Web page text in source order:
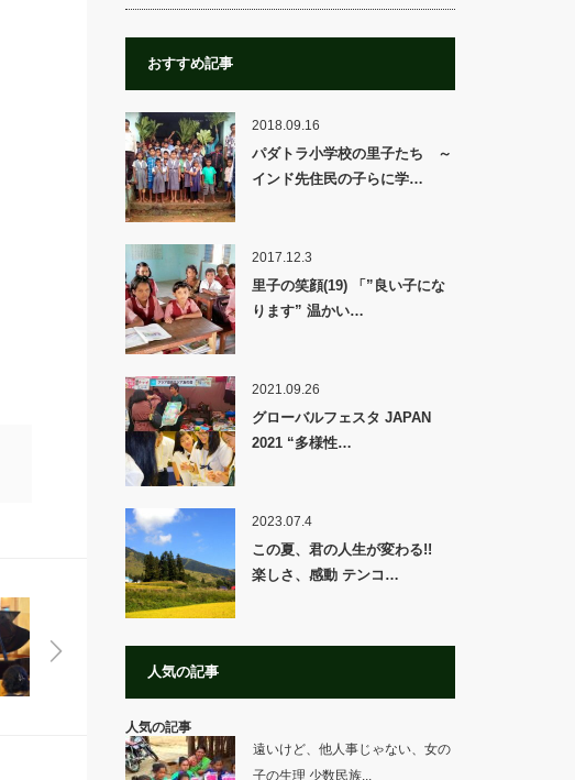
おすすめ記事
2018.09.16
パダトラ小学校の里子たち ～
インド先住民の子らに学…
2017.12.3
里子の笑顔(19) 「”良い子にな
ります” 温かい…
2021.09.26
グローバルフェスタ JAPAN
2021 “多様性…
2023.07.4
この夏、君の人生が変わる!!
楽しさ、感動 テンコ…
人気の記事
人気の記事
遠いけど、他人事じゃない、女の
子の生理 少数民族...